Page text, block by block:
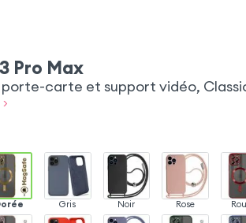
Pro Max
carte et support vidéo,
Gris Noir Rose